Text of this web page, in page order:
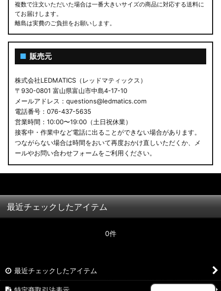
複数で注文いただいた場合は一番大きいサイズの商品に対応する送料に
てお届けします。
離島は実費のご負担をお願いします。
■ 販売元
株式会社LEDMATICS（レッドマティックス）
〒930-0801 富山県富山市中島4-17-10
メールアドレス：questions@ledmatics.com
電話番号：076-437-5635
営業時間：10:00〜19:00（土日祝休業）
接客中・作業中など電話に出ることができない場合があります。
つながらない場合は時間をおいて再度おかけ直しいただくか、メ
ールやお問い合わせフォームをご利用ください。
最近チェックしたアイテム
0件
最近チェックしたアイテム